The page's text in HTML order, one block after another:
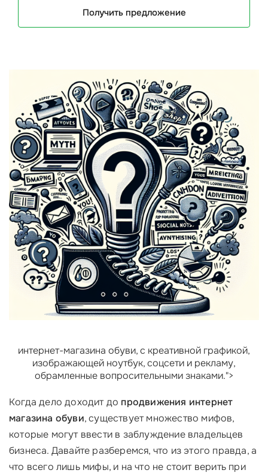
Получить предложение
интернет-магазина обуви, с креативной графикой,
изображающей ноутбук, соцсети и рекламу,
обрамленные вопросительными знаками.">
Когда дело доходит до продвижения интернет
магазина обуви, существует множество мифов,
которые могут ввести в заблуждение владельцев
бизнеса. Давайте разберемся, что из этого правда, а
что всего лишь мифы, и на что не стоит верить при